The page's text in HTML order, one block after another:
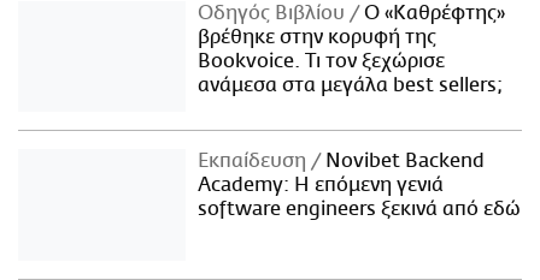
Οδηγός Βιβλίου
Ο «Καθρέφτης»
βρέθηκε στην κορυφή της
Bookvoice. Τι τον ξεχώρισε
ανάμεσα στα μεγάλα best sellers;
Εκπαίδευση
Novibet Backend
Academy: Η επόμενη γενιά
software engineers ξεκινά από εδώ